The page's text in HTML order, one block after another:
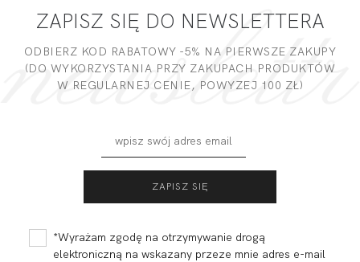
155,00 46,50 zł 137,80
ZAPISZ SIĘ DO NEWSLETTERA
ODBIERZ KOD RABATOWY -5% NA PIERWSZE ZAKUPY
(DO WYKORZYSTANIA PRZY ZAKUPACH PRODUKTÓW
W REGULARNEJ CENIE, POWYZEJ 100 ZŁ)
*Wyrażam zgodę na otrzymywanie drogą
elektroniczną na wskazany przeze mnie adres e-mail